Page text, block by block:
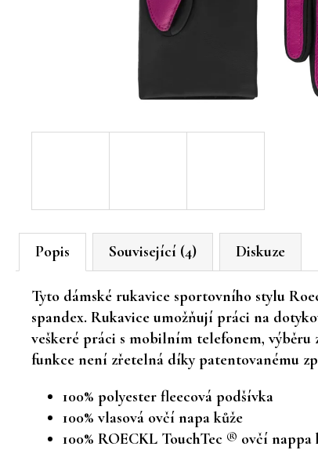
Popis Související (4) Diskuze
Tyto dámské rukavice sportovního stylu
spandex. Rukavice umožňují práci na
veškeré práci s mobilním telefonem,
funkce není zřetelná díky patentovanému
100% polyester fleecová podšívka
100% vlasová ovčí napa kůže
100% ROECKL TouchTec ® ovčí nappa